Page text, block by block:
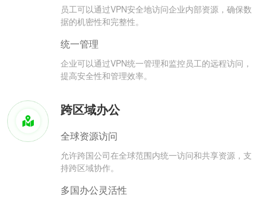
员工可以通过VPN安全地访问企业内部资源，确保数
据的机密性和完整性。
统一管理
企业可以通过VPN统一管理和监控员工的远程访问，
提高安全性和管理效率。
跨区域办公
全球资源访问
允许跨国公司在全球范围内统一访问和共享资源，支
持跨区域协作。
多国办公灵活性